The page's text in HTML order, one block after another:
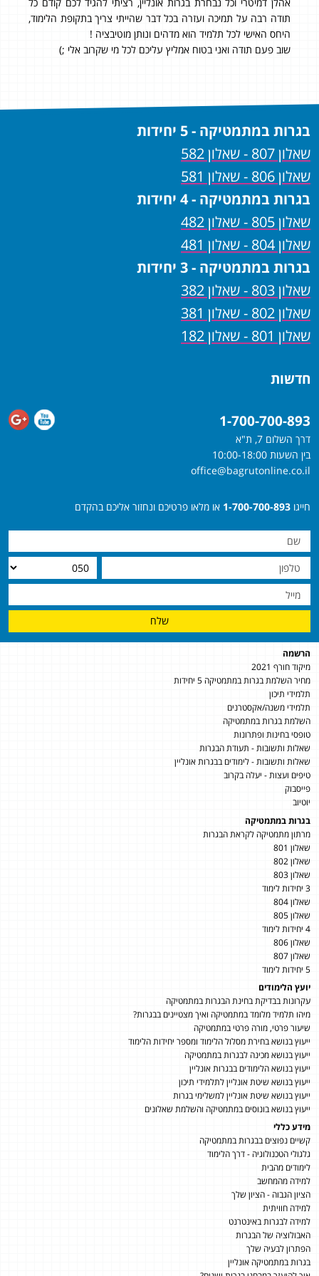
הגעתי מוכנה מאוד לבגרות תוך זמן קצר יחסית, דבר שמתאפשר רק
בקורס מסוג זה. השיעורים ברורים מאוד ומועברים בצורה טובה
ומקצועית, כל שאלה מקבלת תשובה באופן מיידי מצד המדריכים.
בגרות במתמטיקה - 5 יחידות
שאלון 807 - שאלון 582
שאלון 806 - שאלון 581
בגרות במתמטיקה - 4 יחידות
שאלון 805 - שאלון 482
שאלון 804 - שאלון 481
בגרות במתמטיקה - 3 יחידות
שאלון 803 - שאלון 382
שאלון 802 - שאלון 381
שאלון 801 - שאלון 182
חדשות
1-700-700-893
דרך השלום 7, ת"א
בין השעות 10:00-18:00
office@bagrutonline.co.il
חייגו 1-700-700-893 או מלאו פרטיכם ונחזור אליכם בהקדם
שלח
הרשמה
מיקוד חורף 2021
מחיר השלמת בגרות במתמטיקה 5 יחידות
תלמידי תיכון
תלמידי משנה/אקסטרנים
השלמת בגרות במתמטיקה
טופסי בחינות ופתרונות
שאלות ותשובות - תעודת הבגרות
שאלות ותשובות - לימודים בבגרות אונליין
טיפים ועצות - יעלה בקרוב
פייסבוק
יוטיוב
בגרות במתמטיקה
מרתון מתמטיקה לקראת הבגרות
שאלון 801
שאלון 802
שאלון 803
3 יחידות לימוד
שאלון 804
שאלון 805
4 יחידות לימוד
שאלון 806
שאלון 807
5 יחידות לימוד
יועץ הלימודים
עקרונות בבדיקת בחינת הבגרות במתמטיקה
מיהו תלמיד מלומד במתמטיקה ואיך מצטיינים בבגרות?
שיעור פרטי, מורה פרטי במתמטיקה
ייעוץ בנושא בחירת מסלול הלימוד ומספר יחידות הלימוד
ייעוץ בנושא מכינה לבגרות במתמטיקה
ייעוץ בנושא הלימודים בבגרות אונליין
ייעוץ בנושא שיטת אונליין לתלמידי תיכון
ייעוץ בנושא שיטת אונליין למשלימי בגרות
ייעוץ בנושא בונוסים במתמטיקה והשלמת שאלונים
מידע כללי
קשיים נפוצים בבגרות במתמטיקה
גלגולי הטכנולוגיה - דרך הלימוד
לימודים מהבית
למידה מהמחשב
הציון הגבוה - הציון שלך
למידה חוויתית
למידה לבגרות באינטרנט
האבולוציה של הבגרות
הפתרון לבעיה שלך
בגרות במתמטיקה אונליין